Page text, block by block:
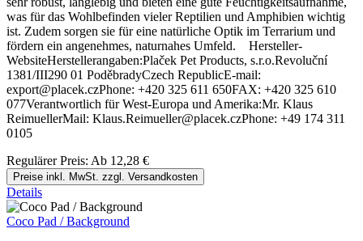
was für das Wohlbefinden vieler Reptilien und Amphibien wichtig
ist. Zudem sorgen sie für eine natürliche Optik im Terrarium und
fördern ein angenehmes, naturnahes Umfeld. Hersteller-
WebsiteHerstellerangaben:Plaček Pet Products, s.r.o.Revoluční
1381/III290 01 PoděbradyCzech RepublicE-mail:
export@placek.czPhone: +420 325 611 650FAX: +420 325 610
077Verantwortlich für West-Europa und Amerika:Mr. Klaus
ReimuellerMail: Klaus.Reimueller@placek.czPhone: +49 174 311
0105
Regulärer Preis: Ab 12,28 €
Preise inkl. MwSt. zzgl. Versandkosten
Details
Coco Pad / Background